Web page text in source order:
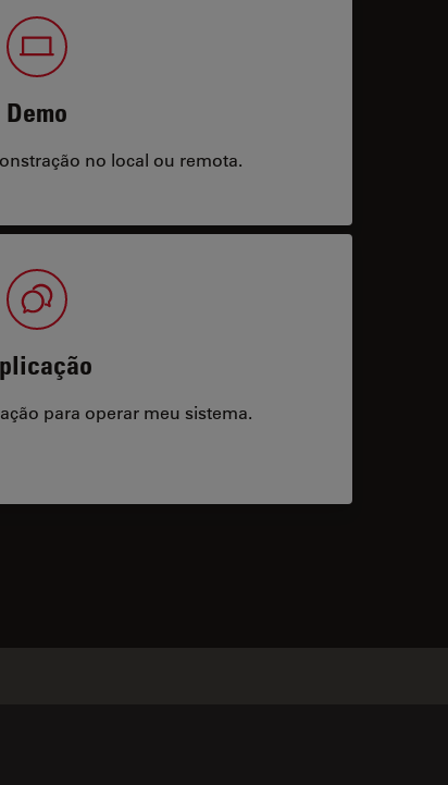
Demo
no local ou remota.
para operar meu sistema.